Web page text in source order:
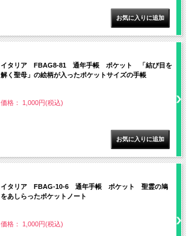
イタリア FBAG8-81 通年手帳 ポケット 「結び目を
解く聖母」の絵柄が入ったポケットサイズの手帳
価格： 1,000円(税込)
イタリア FBAG-10-6 通年手帳 ポケット 聖霊の鳩
をあしらったポケットノート
価格： 1,000円(税込)